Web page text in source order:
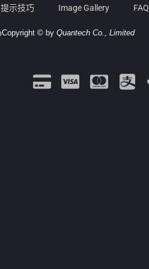
示技巧 Image Gallery FAQ
Copyright © by Quantech Co., Limited